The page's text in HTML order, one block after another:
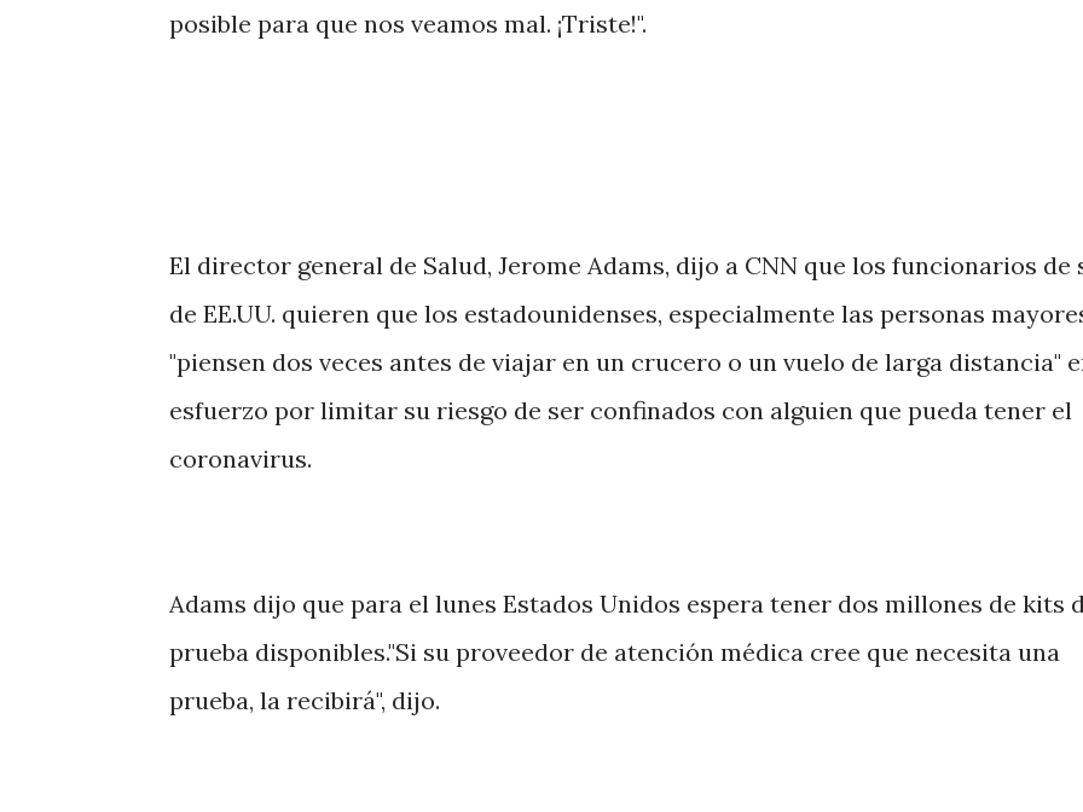
posible para que nos veamos mal. ¡Triste!".
El director general de Salud, Jerome Adams, dijo a CNN que los funcionarios de
de EE.UU. quieren que los estadounidenses, especialmente las personas
"piensen dos veces antes de viajar en un crucero o un vuelo de larga distancia"
esfuerzo por limitar su riesgo de ser confinados con alguien que pueda tener el
coronavirus.
Adams dijo que para el lunes Estados Unidos espera tener dos millones de kits
prueba disponibles."Si su proveedor de atención médica cree que necesita una
prueba, la recibirá", dijo.